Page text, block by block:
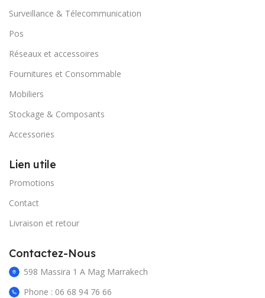
Surveillance & Télecommunication
Pos
Réseaux et accessoires
Fournitures et Consommable
Mobiliers
Stockage & Composants
Accessories
Lien utile
Promotions
Contact
Livraison et retour
Contactez-Nous
598 Massira 1 A Mag Marrakech
Phone : 06 68 94 76 66